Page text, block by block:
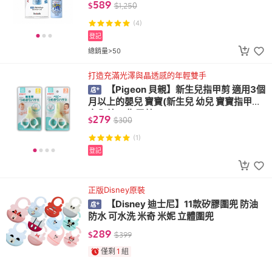
$589 $1,250
(4)
總銷量>50
登記
打造充滿光澤與晶透感的年輕雙手
【Pigeon 貝親】新生兒指甲剪 適用3個
月以上的嬰兒 寶寶(新生兒 幼兒 寶寶指甲剪
安全剪刀 指甲剪)
$279 $300
(1)
登記
正版Disney原裝
【Disney 迪士尼】11款矽膠圍兜 防油
防水 可水洗 米奇 米妮 立體圍兜
$289 $399
僅剩 1 組